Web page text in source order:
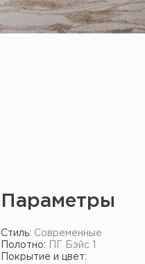
Параметры
Стиль: Современные
Полотно:
ПГ Бэйс 1
Покрытие и цвет: